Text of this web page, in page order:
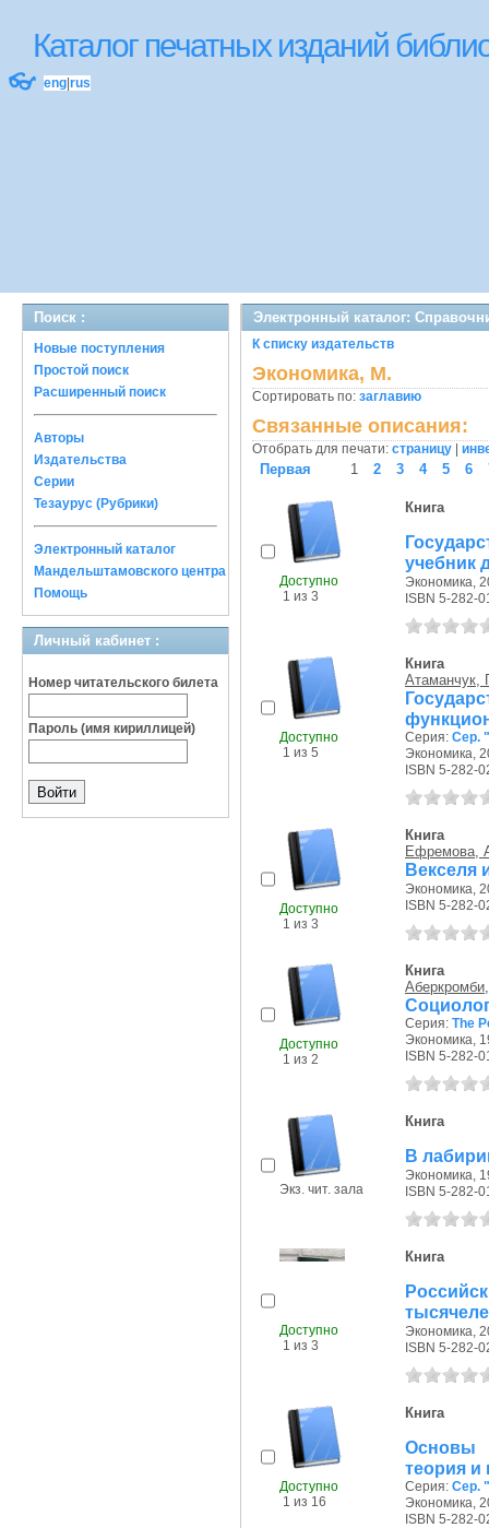
Каталог печатных изданий
👓 eng rus
Поиск :
Новые поступления
Простой поиск
Расширенный поиск
Авторы
Издательства
Серии
Тезаурус (Рубрики)
Электронный каталог
Мандельштамовского центра
Помощь
Личный кабинет :
Номер читательского билета
Пароль (имя кириллицей)
Электронный каталог:
К списку издательств
Экономика, М.
Сортировать по: заглавию
Связанные описания:
Отобрать для печати: страницу
Первая 1 2 3 4 5 6
Доступно
1 из 3
Книга
учебник
Экономика,
ISBN 5-282-
Доступно
1 из 5
Книга
Атаманчук,
Серия: Сер.
Экономика,
ISBN 5-282-
Доступно
1 из 3
Книга
Ефремова,
Векселя
Экономика,
ISBN 5-282-
Доступно
1 из 2
Книга
Серия: The
Экономика,
ISBN 5-282-
Экз. чит. зала
Книга
В
Экономика,
ISBN 5-282-
Доступно
1 из 3
Книга
Экономика,
ISBN 5-282-
Доступно
1 из 16
Книга
Основы
теория и
Серия: Сер.
Экономика,
ISBN 5-282-